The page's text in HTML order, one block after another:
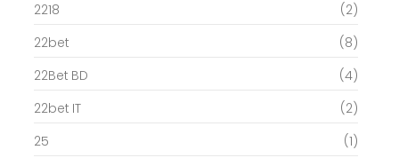
2218
(2)
22bet
(8)
22Bet BD
(4)
22bet IT
(2)
25
(1)